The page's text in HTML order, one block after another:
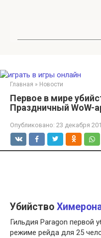
Главная » Новости
Первое в мире
Праздничный WoW-
Опубликовано: 23 декабря
Убийство
Гильдия Paragon первой
режиме рейда для 25